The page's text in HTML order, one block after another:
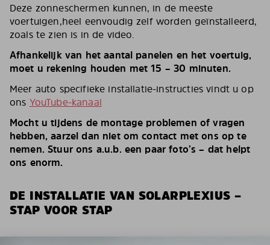
Deze zonneschermen kunnen, in de meeste
voertuigen,heel eenvoudig zelf worden geïnstalleerd,
zoals te zien is in de video.
Afhankelijk van het aantal panelen en het voertuig,
moet u rekening houden met 15 – 30 minuten.
Meer auto specifieke installatie-instructies vindt u op
ons YouTube-kanaal
Mocht u tijdens de montage problemen of vragen
hebben, aarzel dan niet om contact met ons op te
nemen. Stuur ons a.u.b. een paar foto’s – dat helpt
ons enorm.
DE INSTALLATIE VAN SOLARPLEXIUS –
STAP VOOR STAP